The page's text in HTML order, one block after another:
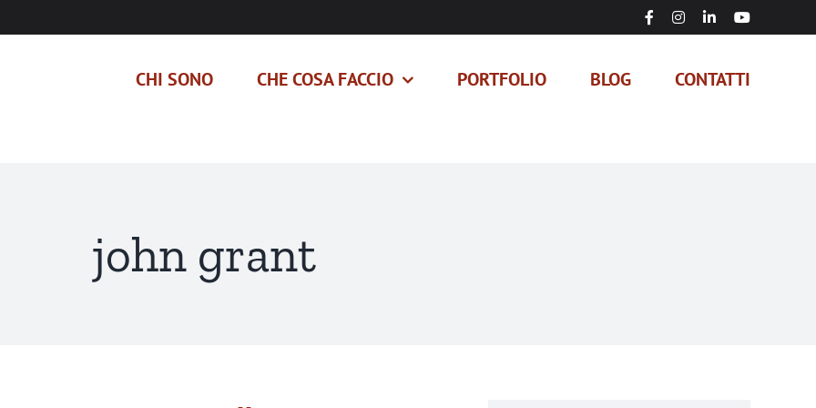
FacebookInstagram
LinkedInYouTube
CHI SONO CHE COSA FACCIO PORTFOLIO BLOG CONTATTI
john grant